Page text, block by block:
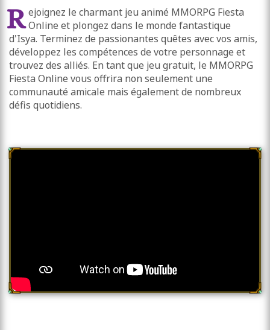
R ejoignez le charmant jeu animé MMORPG Fiesta
Online et plongez dans le monde fantastique
d'Isya. Terminez de passionantes quêtes avec vos amis,
développez les compétences de votre personnage et
trouvez des alliés. En tant que jeu gratuit, le MMORPG
Fiesta Online vous offrira non seulement une
communauté amicale mais également de nombreux
défis quotidiens.